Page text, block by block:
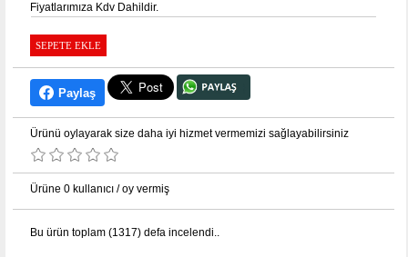
Fiyatlarımıza Kdv Dahildir.
Paylaş
Ürünü oylayarak size daha iyi hizmet vermemizi sağlayabilirsiniz
Ürüne 0 kullanıcı / oy vermiş
Bu ürün toplam (1317) defa incelendi..